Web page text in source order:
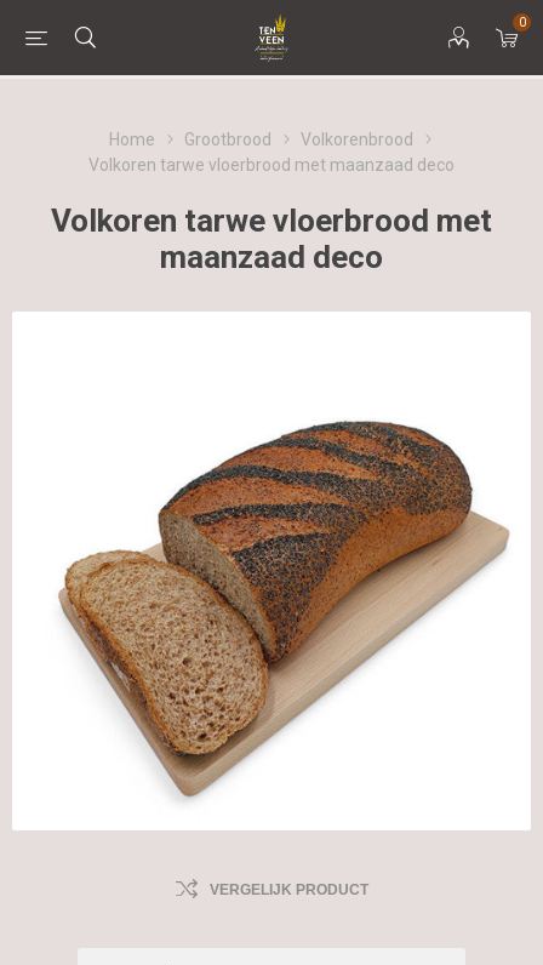
0
Home Grootbrood
Volkorenbrood
Volkoren tarwe vloerbrood met maanzaad deco
Volkoren tarwe vloerbrood met
maanzaad deco
VERGELIJK PRODUCT